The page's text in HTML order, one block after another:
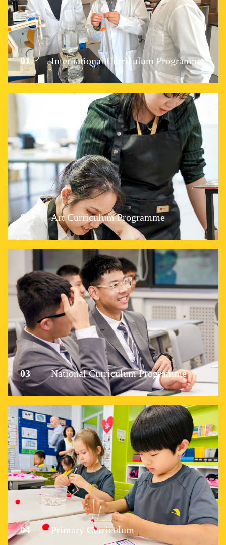
01 International Curriculum Programme
02 Art Curriculum Programme
03 National Curriculum Programme
04 Primary Curriculum